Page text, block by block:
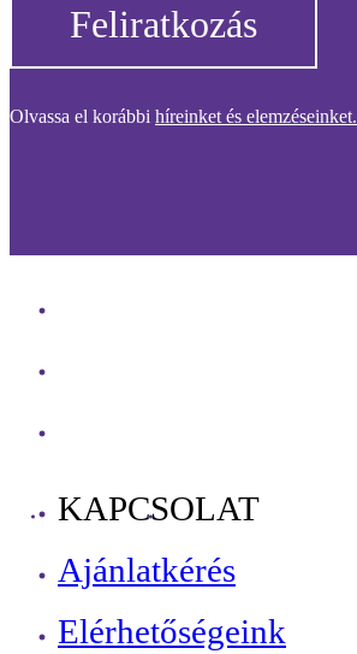
Feliratkozás
Olvassa el korábbi híreinket és elemzéseinket.
KAPCSOLAT
Ajánlatkérés
Elérhetőségeink